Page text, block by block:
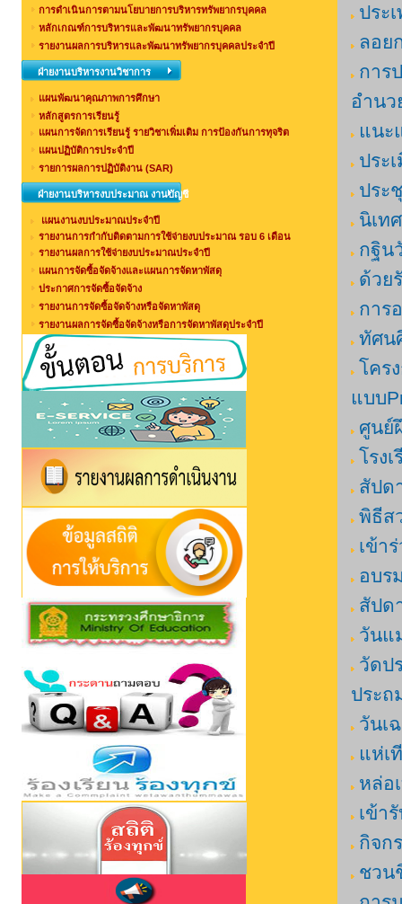
การดำเนินการตามนโยบายการบริหารทรัพยากรบุคคล
หลักเกณฑ์การบริหารและพัฒนาทรัพยากรบุคคล
รายงานผลการบริหารและพัฒนาทรัพยากรบุคคลประจำปี
ฝ่ายงานบริหารงานวิชาการ
แผนพัฒนาคุณภาพการศึกษา
หลักสูตรการเรียนรู้
แผนการจัดการเรียนรู้ รายวิชาเพิ่มเติม การป้องกันการทุจริต
แผนปฏิบัติการประจำปี
รายการผลการปฏิบัติงาน (SAR)
ฝ่ายงานบริหารงบประมาณ งานบัญชี
แผนงานงบประมาณประจำปี
รายงานการกำกับติดตามการใช้จ่ายงบประมาณ รอบ 6 เดือน
รายงานผลการใช้จ่ายงบประมาณประจำปี
แผนการจัดซื้อจัดจ้างและแผนการจัดหาพัสดุ
ประกาศการจัดซื้อจัดจ้าง
รายงานการจัดซื้อจัดจ้างหรือจัดหาพัสดุ
รายงานผลการจัดซื้อจัดจ้างหรือการจัดหาพัสดุประจำปี
ประ
ลอย
การ
อำนว
แนะ
ประ
ประ
นิเท
กฐิน
ด้วย
การ
ทัศน
โคร
แบบ
ศูนย์
โรง
สัปด
พิธีส
เข้า
อบร
สัปด
วันแ
วัดป
ประถ
วันเ
แห่เ
หล่อ
เข้า
กิจก
ชวน